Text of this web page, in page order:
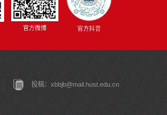
官方微博 官方抖音
投稿：xbbjb@mail.hust.edu.cn